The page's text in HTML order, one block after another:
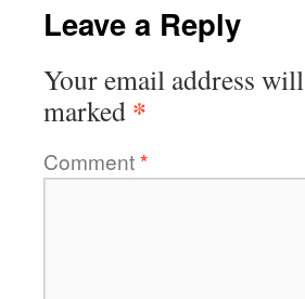
Leave a Reply
Your email address
marked *
Comment*